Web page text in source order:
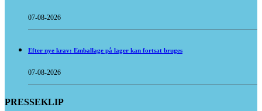
07-08-2026
Efter nye krav: Emballage på lager kan fortsat bruges
07-08-2026
PRESSEKLIP